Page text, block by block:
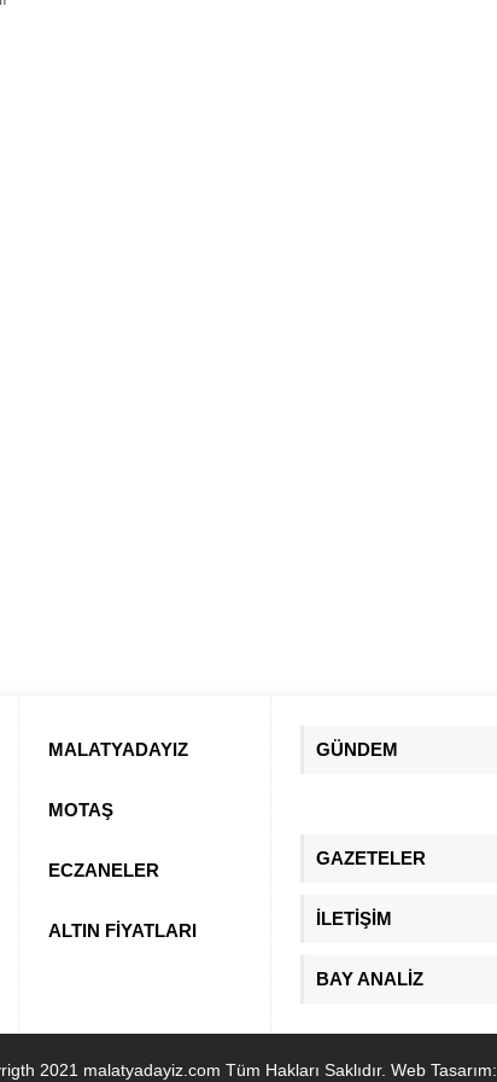
MALATYADAYIZ
MOTAŞ
ECZANELER
ALTIN FİYATLARI
GÜNDEM
GAZETELER
İLETİŞİM
BAY ANALİZ
2021 malatyadayiz.com Tüm Hakları Saklıdır. Web Tasarım: